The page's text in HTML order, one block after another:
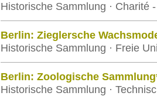
Historische Sammlung · Charité
Berlin: Zieglersche
Historische Sammlung · Freie
Berlin: Zoologische
Historische Sammlung ·